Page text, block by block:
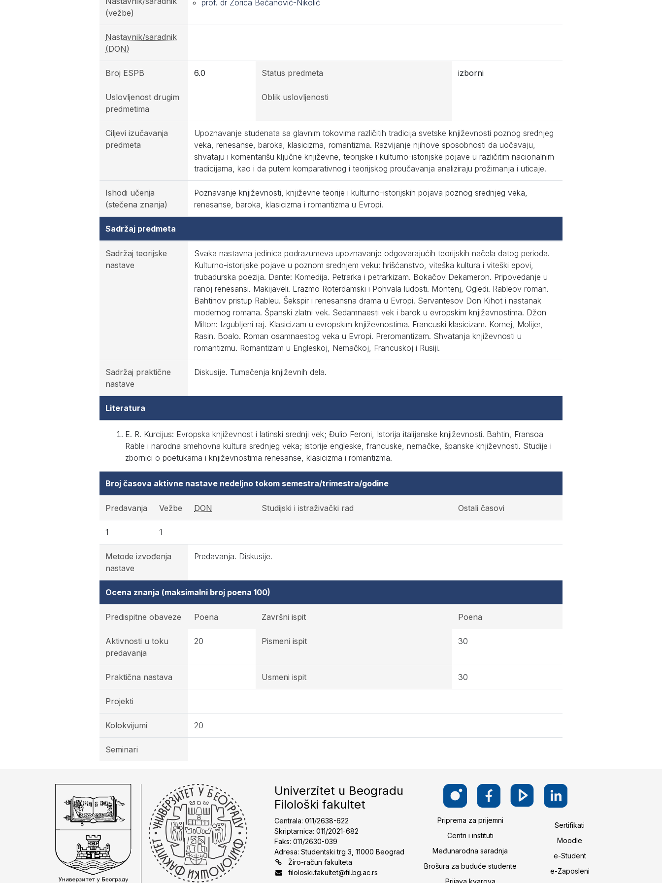
(vežbe)
prof. dr Zorica Bečanović-Nikolić
Nastavnik/saradnik
(DON)
Broj ESPB 6.0 Status predmeta izborni
Uslovljenost drugim
predmetima
Oblik uslovljenosti
Ciljevi izučavanja
predmeta
Upoznavanje studenata sa glavnim tokovima različitih tradicija svetske književnosti poznog srednjeg
veka, renesanse, baroka, klasicizma, romantizma. Razvijanje njihove sposobnosti da uočavaju,
shvataju i komentarišu ključne književne, teorijske i kulturno-istorijske pojave u različitim nacionalnim
tradicijama, kao i da putem komparativnog i teorijskog proučavanja analiziraju prožimanja i uticaje.
Ishodi učenja
(stečena znanja)
Poznavanje književnosti, književne teorije i kulturno-istorijskih pojava poznog srednjeg veka,
renesanse, baroka, klasicizma i romantizma u Evropi.
Sadržaj predmeta
Sadržaj teorijske
nastave
Svaka nastavna jedinica podrazumeva upoznavanje odgovarajućih teorijskih načela datog perioda.
Kulturno-istorijske pojave u poznom srednjem veku: hrišćanstvo, viteška kultura i viteški epovi,
trubadurska poezija. Dante: Komedija. Petrarka i petrarkizam. Bokačov Dekameron. Pripovedanje u
ranoj renesansi. Makijaveli. Erazmo Roterdamski i Pohvala ludosti. Montenj, Ogledi. Rableov roman.
Bahtinov pristup Rableu. Šekspir i renesansna drama u Evropi. Servantesov Don Kihot i nastanak
modernog romana. Španski zlatni vek. Sedamnaesti vek i barok u evropskim književnostima. Džon
Milton: Izgubljeni raj. Klasicizam u evropskim književnostima. Francuski klasicizam. Kornej, Molijer,
Rasin. Boalo. Roman osamnaestog veka u Evropi. Preromantizam. Shvatanja književnosti u
romantizmu. Romantizam u Engleskoj, Nemačkoj, Francuskoj i Rusiji.
Sadržaj praktične
nastave
Diskusije. Tumačenja književnih dela.
Literatura
E. R. Kurcijus: Evropska književnost i latinski srednji vek; Đulio Feroni, Istorija italijanske književnosti. Bahtin, Fransoa
Rable i narodna smehovna kultura srednjeg veka; istorije engleske, francuske, nemačke, španske književnosti. Studije i
zbornici o poetukama i književnostima renesanse, klasicizma i romantizma.
Broj časova aktivne nastave nedeljno tokom semestra/trimestra/godine
Predavanja Vežbe DON Studijski i istraživački rad Ostali časovi
1 1
Metode izvođenja
nastave
Predavanja. Diskusije.
Ocena znanja (maksimalni broj poena 100)
Predispitne obaveze Poena Završni ispit Poena
Aktivnosti u toku
predavanja
20 Pismeni ispit 30
Praktična nastava Usmeni ispit 30
Projekti
Kolokvijumi 20
Seminari
Univerzitet u Beogradu
Filološki fakultet
Centrala: 011/2638-622
Skriptarnica: 011/2021-682
Faks: 011/2630-039
Adresa: Studentski trg 3, 11000 Beograd
Žiro-račun fakulteta
filoloski.fakultet@fil.bg.ac.rs
Priprema za prijemni
Centri i instituti
Međunarodna saradnja
Brošura za buduće studente
Prijava kvarova
Sertifikati
Moodle
e-Student
e-Zaposleni